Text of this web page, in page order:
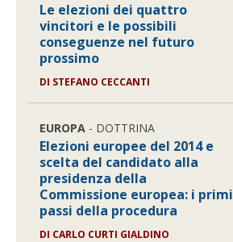
Le elezioni dei quattro
vincitori e le possibili
conseguenze nel futuro
prossimo
DI STEFANO CECCANTI
EUROPA - DOTTRINA
Elezioni europee del 2014 e
scelta del candidato alla
presidenza della
Commissione europea: i primi
passi della procedura
DI CARLO CURTI GIALDINO